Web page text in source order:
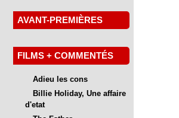
AVANT-PREMIÈRES
FILMS + COMMENTÉS
Adieu les cons
Billie Holiday, Une affaire
d'etat